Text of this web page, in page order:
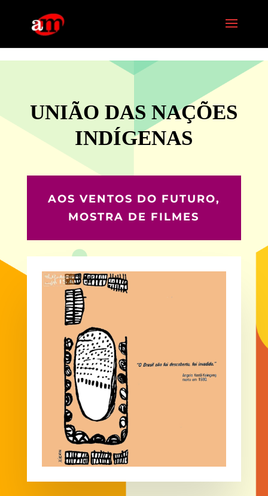
UNIÃO DAS NAÇÕES
INDÍGENAS
AOS VENTOS DO FUTURO,
MOSTRA DE FILMES